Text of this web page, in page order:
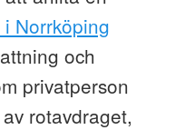
Norrköping
och
privatperson
rotavdraget,